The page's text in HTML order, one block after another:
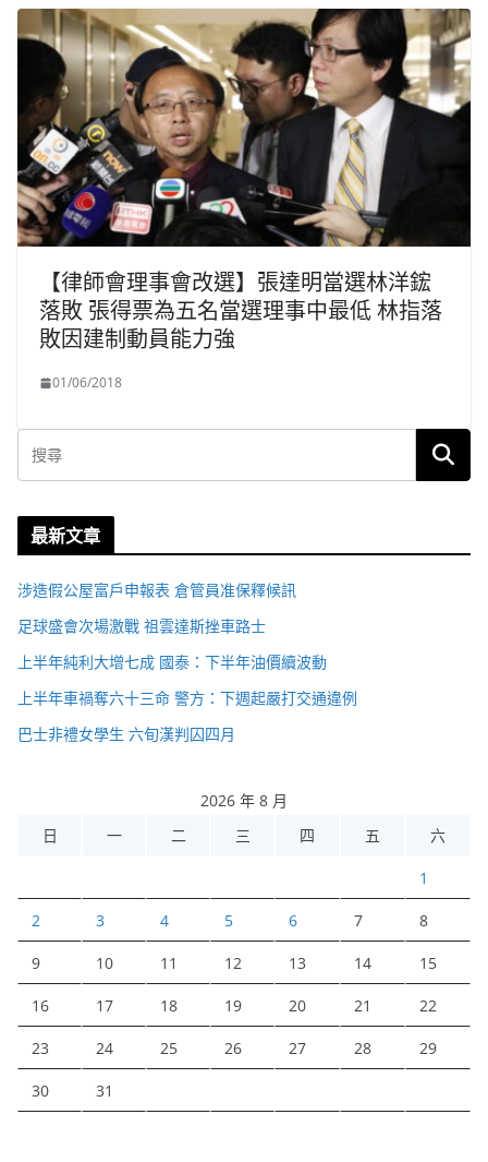
【律師會理事會改選】張達明當選林洋鋐
落敗 張得票為五名當選理事中最低 林指落
敗因建制動員能力強
01/06/2018
最新文章
涉造假公屋富戶申報表 倉管員准保釋候訊
足球盛會次場激戰 祖雲達斯挫車路士
上半年純利大增七成 國泰：下半年油價續波動
上半年車禍奪六十三命 警方：下週起嚴打交通違例
巴士非禮女學生 六旬漢判囚四月
2026 年 8 月
日
一 二 三 四 五 六
1
2 3 4 5 6 7 8
9 10 11 12 13 14 15
16 17 18 19 20 21 22
23 24 25 26 27 28 29
30 31